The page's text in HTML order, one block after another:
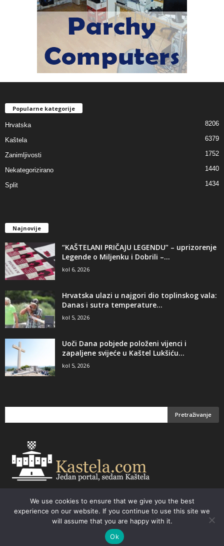
Popularne kategorije
Hrvatska 8206
Kaštela 6379
Zanimljivosti 1752
Nekategorizirano 1440
Split 1434
Najnovije
“KAŠTELANI PRIČAJU LEGENDU” – uprizorenje
Legende o Miljenku i Dobrili –...
kol 6, 2026
Hrvatska ulazi u najgori dio toplinskog vala:
Danas i sutra temperature...
kol 5, 2026
Uoči Dana pobjede položeni vijenci i
zapaljene svijeće u Kaštel Lukšiću...
kol 5, 2026
kastela@kastela.com Tel: +385 21 232-437 Izrada web stranica,
prodaja informatičke opreme. Vaš izbor –
Parchy Computers
We use cookies to ensure that we give you the best
experience on our website. If you continue to use this site we
will assume that you are happy with it.
Ok